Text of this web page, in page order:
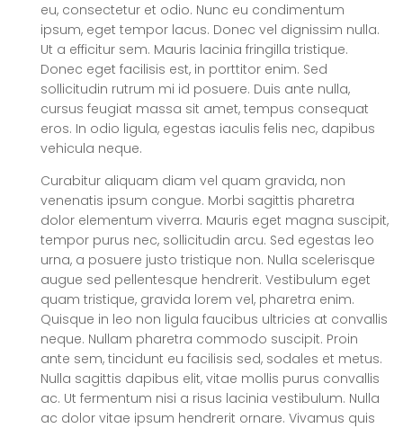
eu, consectetur et odio. Nunc eu condimentum
ipsum, eget tempor lacus. Donec vel dignissim nulla.
Ut a efficitur sem. Mauris lacinia fringilla tristique.
Donec eget facilisis est, in porttitor enim. Sed
sollicitudin rutrum mi id posuere. Duis ante nulla,
cursus feugiat massa sit amet, tempus consequat
eros. In odio ligula, egestas iaculis felis nec, dapibus
vehicula neque.
Curabitur aliquam diam vel quam gravida, non
venenatis ipsum congue. Morbi sagittis pharetra
dolor elementum viverra. Mauris eget magna suscipit,
tempor purus nec, sollicitudin arcu. Sed egestas leo
urna, a posuere justo tristique non. Nulla scelerisque
augue sed pellentesque hendrerit. Vestibulum eget
quam tristique, gravida lorem vel, pharetra enim.
Quisque in leo non ligula faucibus ultricies at convallis
neque. Nullam pharetra commodo suscipit. Proin
ante sem, tincidunt eu facilisis sed, sodales et metus.
Nulla sagittis dapibus elit, vitae mollis purus convallis
ac. Ut fermentum nisi a risus lacinia vestibulum. Nulla
ac dolor vitae ipsum hendrerit ornare. Vivamus quis